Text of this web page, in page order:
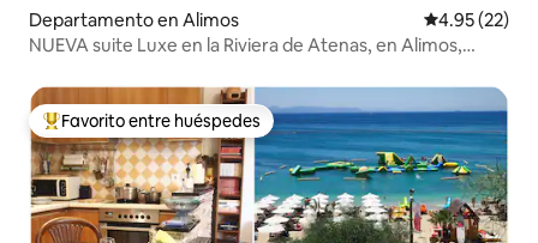
Departamento en Alimos Calificación
4.95 (22)
NUEVA suite Luxe en la Riviera de Atenas, en Alimos,
De los mejores en Favorito entre huéspedes
Favorito entre huéspedes